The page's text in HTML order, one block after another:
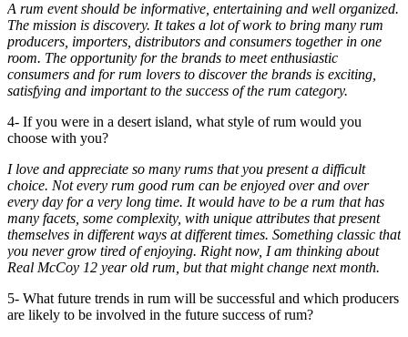
A rum event should be informative, entertaining and well organized.
The mission is discovery. It takes a lot of work to bring many rum
producers, importers, distributors and consumers together in one
room. The opportunity for the brands to meet enthusiastic
consumers and for rum lovers to discover the brands is exciting,
satisfying and important to the success of the rum category.
4- If you were in a desert island, what style of rum would you
choose with you?
I love and appreciate so many rums that you present a difficult
choice. Not every rum good rum can be enjoyed over and over
every day for a very long time. It would have to be a rum that has
many facets, some complexity, with unique attributes that present
themselves in different ways at different times. Something classic that
you never grow tired of enjoying. Right now, I am thinking about
Real McCoy 12 year old rum, but that might change next month.
5- What future trends in rum will be successful and which producers
are likely to be involved in the future success of rum?